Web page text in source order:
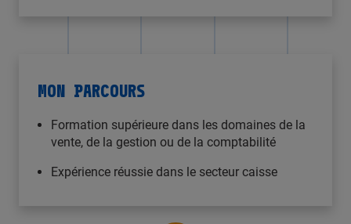
MON PARCOURS
Formation supérieure dans les domaines de la
vente, de la gestion ou de la comptabilité
Expérience réussie dans le secteur caisse